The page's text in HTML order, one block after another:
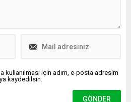
kullanılması için adım, e-posta adresim
kaydedilsin.